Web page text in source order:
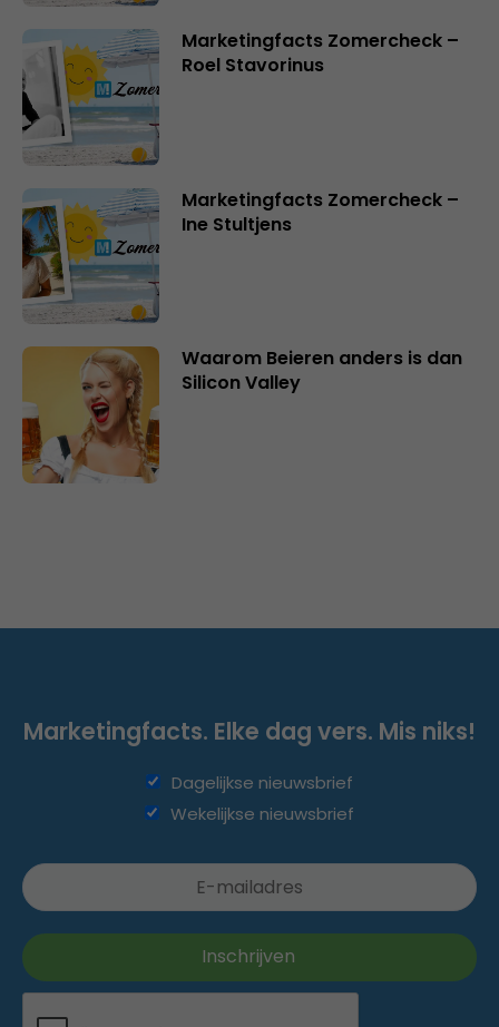
Marketingfacts Zomercheck –
Roel Stavorinus
Marketingfacts Zomercheck –
Ine Stultjens
Waarom Beieren anders is dan
Silicon Valley
Marketingfacts. Elke dag vers. Mis niks!
Dagelijkse nieuwsbrief
Wekelijkse nieuwsbrief